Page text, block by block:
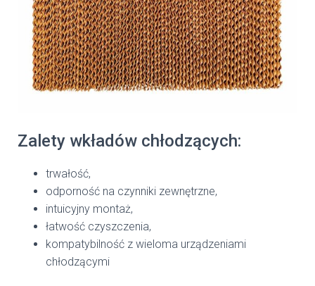
Zalety wkładów chłodzących:
trwałość,
odporność na czynniki zewnętrzne,
intuicyjny montaż,
łatwość czyszczenia,
kompatybilność z wieloma urządzeniami
chłodzącymi